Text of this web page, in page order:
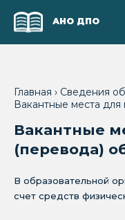
АНО ДПО
Главная › Сведения
Вакантные места
Вакантные
(перевода)
В образовательной
счет средств